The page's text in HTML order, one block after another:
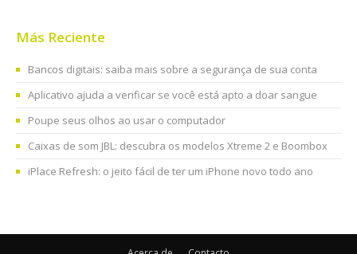
Más Reciente
Bancos digitais: saiba mais sobre a segurança de sua conta
Aplicativo ajuda a verificar se você está apto a doar sangue
Poupe seus olhos ao usar o computador
Caixas de som JBL: descubra os modelos Xtreme 2 e Boombox
iPlace Refresh: o jeito fácil de ter um iPhone novo todo ano